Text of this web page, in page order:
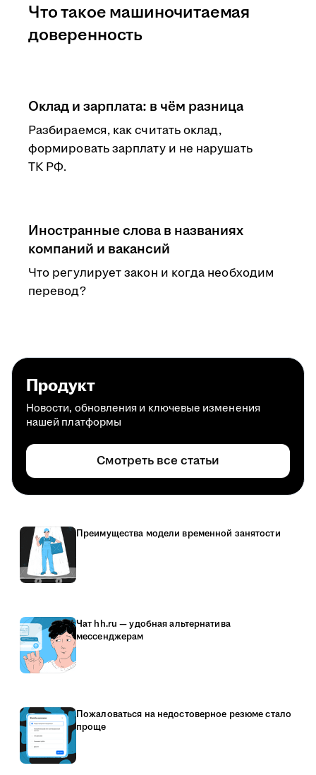
Оклад и зарплата: в чём разница
Разбираемся, как считать оклад,
формировать зарплату и не нарушать
ТК РФ.
Иностранные слова в названиях
компаний и вакансий
Что регулирует закон и когда необходим
перевод?
Что такое машиночитаемая
доверенность
Продукт
Новости, обновления и ключевые изменения
нашей платформы
Смотреть все статьи
Преимущества модели временной занятости
Чат hh.ru — удобная альтернатива
мессенджерам
Пожаловаться на недостоверное резюме стало
проще